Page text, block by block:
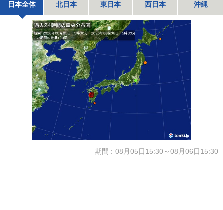
日本全体 北日本 東日本 西日本 沖縄
期間：08月05日15:30～08月06日15:30